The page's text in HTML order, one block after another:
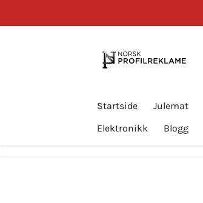
Startside Julemat
Elektronikk
Blogg